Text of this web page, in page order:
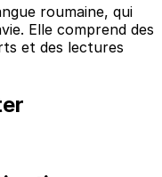
roumaine, qui
Elle comprend des
et des lectures